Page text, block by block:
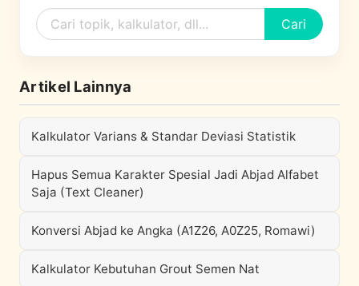
Cari
Artikel Lainnya
Kalkulator Varians & Standar Deviasi Statistik
Hapus Semua Karakter Spesial Jadi Abjad Alfabet
Saja (Text Cleaner)
Konversi Abjad ke Angka (A1Z26, A0Z25, Romawi)
Kalkulator Kebutuhan Grout Semen Nat